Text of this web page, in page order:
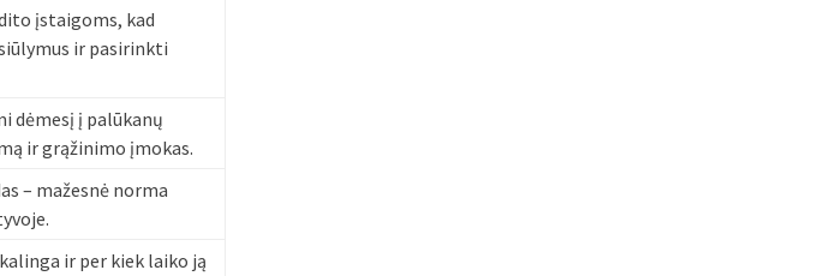
įstaigoms, kad
ir pasirinkti
dėmesį į palūkanų
ir grąžinimo įmokas.
– mažesnė norma
ir per kiek laiko ją